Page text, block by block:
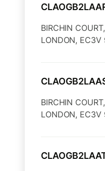
BIRCHIN
LONDON, EC3V
BIRCHIN
LONDON, EC3V